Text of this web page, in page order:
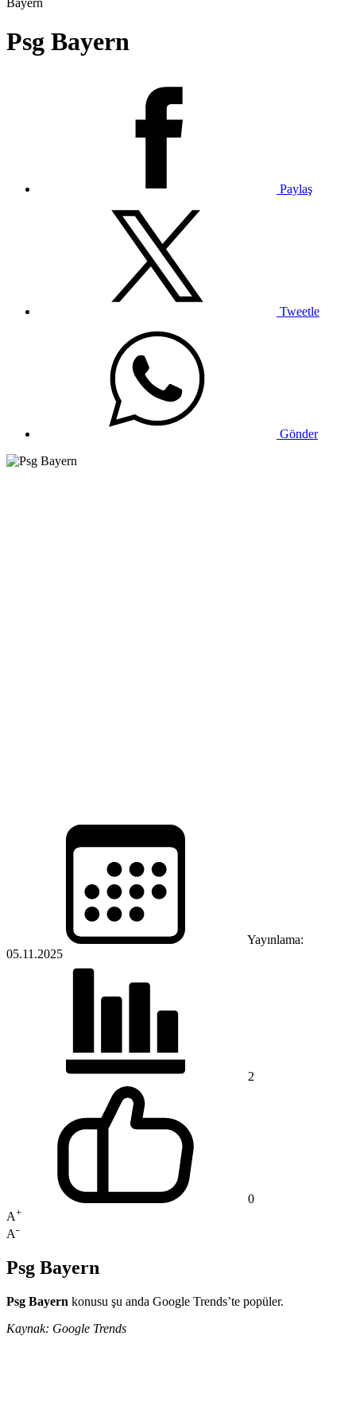
Bayern
Psg Bayern
Paylaş
Tweetle
Gönder
Yayınlama:
05.11.2025
2
0
A+
A-
Psg Bayern
Psg Bayern konusu şu anda Google Trends’te popüler.
Kaynak: Google Trends